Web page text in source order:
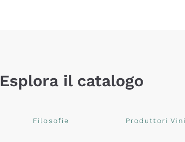
Esplora il catalogo
Filosofie Produttori Vini